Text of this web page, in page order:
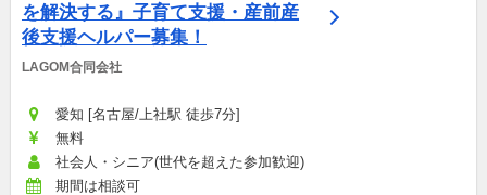
を解決する』子育て支援・産前産
後支援ヘルパー募集！
LAGOM合同会社
愛知 [名古屋/上社駅 徒歩7分]
無料
社会人・シニア(世代を超えた参加歓迎)
期間は相談可